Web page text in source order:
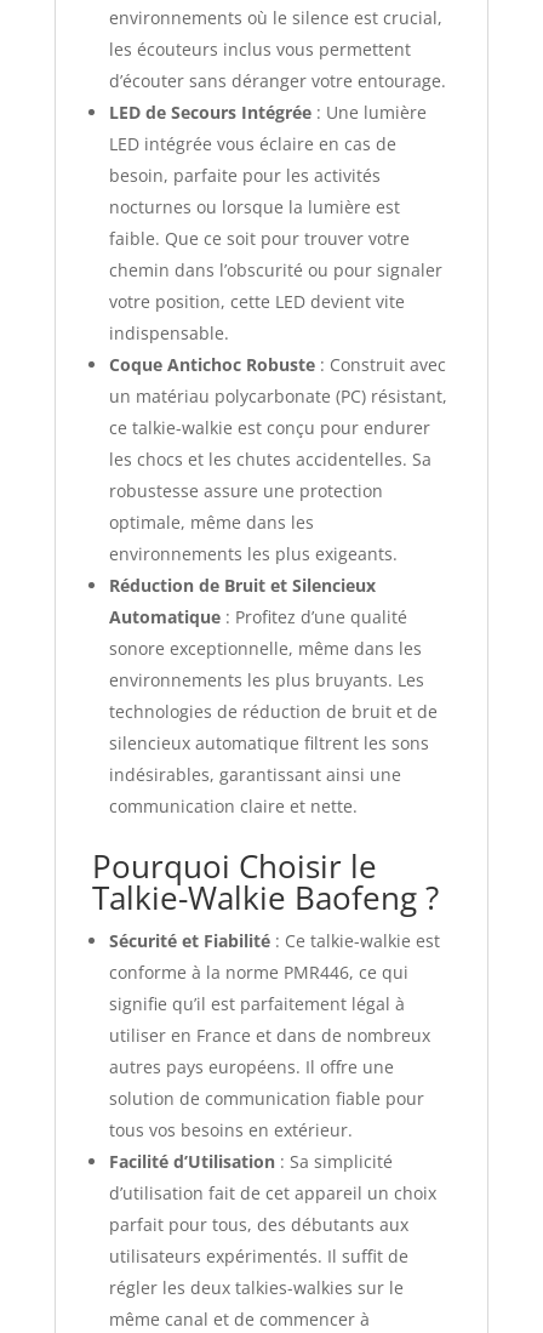
environnements où le silence est crucial,
les écouteurs inclus vous permettent
d’écouter sans déranger votre entourage.
LED de Secours Intégrée: Une lumière
LED intégrée vous éclaire en cas de
besoin, parfaite pour les activités
nocturnes ou lorsque la lumière est
faible. Que ce soit pour trouver votre
chemin dans l’obscurité ou pour signaler
votre position, cette LED devient vite
indispensable.
Coque Antichoc Robuste: Construit avec
un matériau polycarbonate (PC) résistant,
ce talkie-walkie est conçu pour endurer
les chocs et les chutes accidentelles. Sa
robustesse assure une protection
optimale, même dans les
environnements les plus exigeants.
Réduction de Bruit et Silencieux
Automatique: Profitez d’une qualité
sonore exceptionnelle, même dans les
environnements les plus bruyants. Les
technologies de réduction de bruit et de
silencieux automatique filtrent les sons
indésirables, garantissant ainsi une
communication claire et nette.
Pourquoi Choisir le
Talkie-Walkie Baofeng ?
Sécurité et Fiabilité: Ce talkie-walkie est
conforme à la norme PMR446, ce qui
signifie qu’il est parfaitement légal à
utiliser en France et dans de nombreux
autres pays européens. Il offre une
solution de communication fiable pour
tous vos besoins en extérieur.
Facilité d’Utilisation: Sa simplicité
d’utilisation fait de cet appareil un choix
parfait pour tous, des débutants aux
utilisateurs expérimentés. Il suffit de
régler les deux talkies-walkies sur le
même canal et de commencer à